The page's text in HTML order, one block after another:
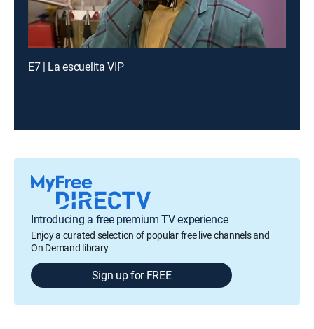
E7 | La escuelita VIP
Introducing a free premium TV experience
Enjoy a curated selection of popular free live channels and
On Demand library
Sign up for FREE